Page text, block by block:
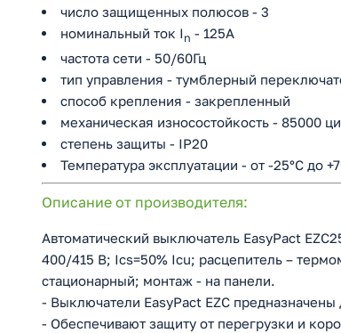
число защищенных полюсов - 3
номинальный ток I n - 125A
частота сети - 50/60Гц
тип управления - тумблерный
способ крепления - закрепленный
механическая износостойкость - 85000
степень защиты - IP20
Температура эксплуатации - от -25°C до
Описание от производителя:
Автоматический выключатель EasyPact
400/415 В; Ics=50% Icu; расцепитель –
стационарный; монтаж - на панели.
- Выключатели EasyPact EZC
- Обеспечивают защиту от перегрузки и